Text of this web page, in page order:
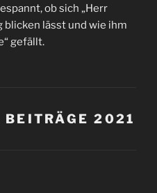
ob sich „Herr
blicken lässt und wie ihm
gefällt.
BEITRÄGE 2021